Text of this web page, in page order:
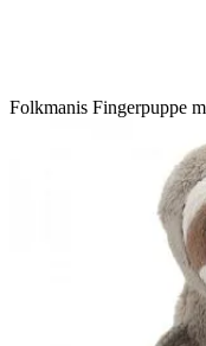
Folkmanis Fingerpuppe